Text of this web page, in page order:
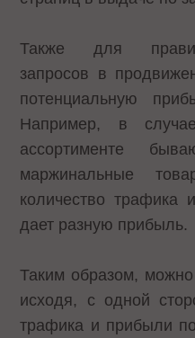
Также для
запросов в
потенциальную
Например, в
ассортименте
маржинальные
количество трафика
дает разную прибыль.
Таким образом, можно
исходя, с одной
трафика и прибыли